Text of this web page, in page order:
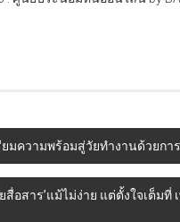
ยมความพร้อมสู่วัยทำงานด้วยกา
อสาร’แม้ไม่ง่าย แต่ตั้งใจเต็มที่